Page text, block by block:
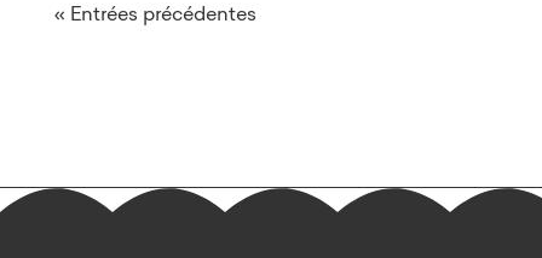
« Entrées précédentes